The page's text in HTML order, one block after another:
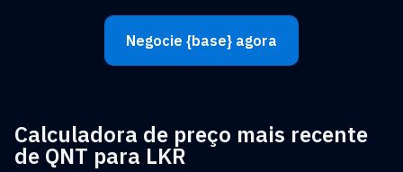
Negocie {base} agora
Calculadora de preço mais recente
de QNT para LKR